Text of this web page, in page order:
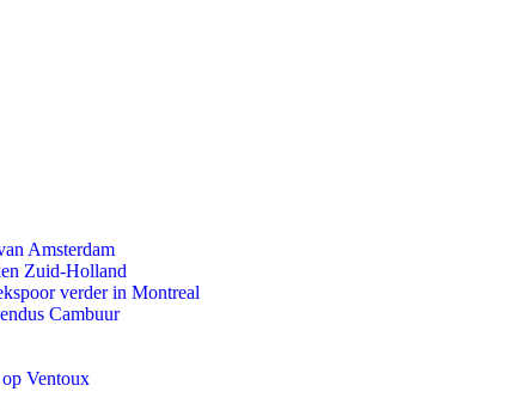
Amsterdam
Zuid-Holland
verder in Montreal
Cambuur
Ventoux